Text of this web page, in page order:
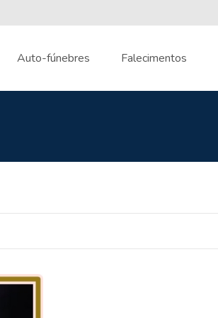
Auto-fúnebres Falecimentos